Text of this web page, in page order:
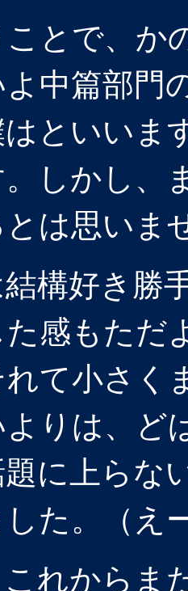
ことで、か
中篇部門
といいま
しかし、
は思いま
構好き勝
た感もただ
れて小さく
よりは、ど
に上らな
た。（え
れからま